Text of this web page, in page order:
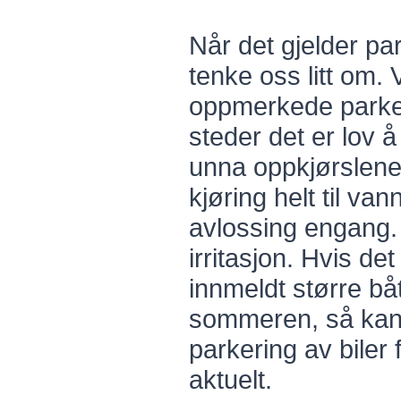
Når det gjelder
tenke oss litt om.
oppmerkede
steder det er lov
unna
kjøring helt til
avlossing
irritasjon. Hvis
innmeldt større
sommeren, så
parkering av biler
aktuelt.